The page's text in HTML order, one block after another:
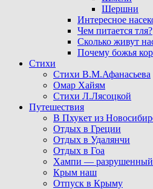
Шершни
Интересное
Чем питается тля?
Сколько живут
Почему божья
Стихи
Стихи В.М.Афанасьева
Омар Хайям
Стихи Л.Лясоцкой
Путешествия
В Пхукет из
Отдых в Греции
Отдых в Удалянчи
Отдых в Гоа
Хампи — разрушенный
Крым наш
Отпуск в Крыму